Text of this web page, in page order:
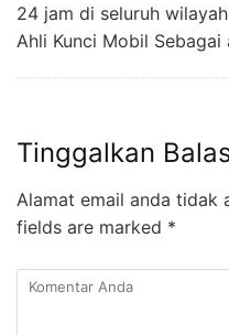
24 jam di seluruh
Ahli Kunci Mobil
Tinggalkan
Alamat email anda tidak
fields are marked *